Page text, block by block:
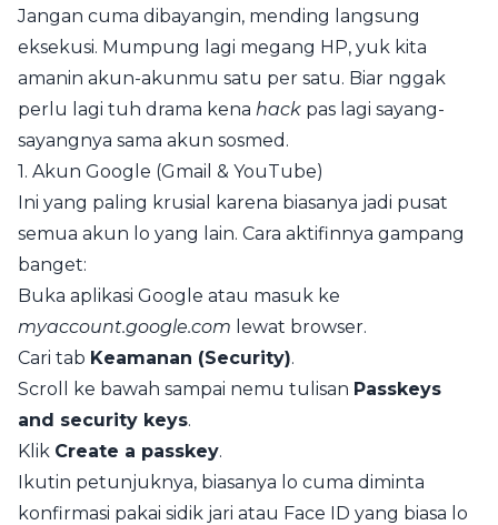
Jangan cuma dibayangin, mending langsung
eksekusi. Mumpung lagi megang HP, yuk kita
amanin akun-akunmu satu per satu. Biar nggak
perlu lagi tuh drama kena hack pas lagi sayang-
sayangnya sama akun sosmed.
1. Akun Google (Gmail & YouTube)
Ini yang paling krusial karena biasanya jadi pusat
semua akun lo yang lain. Cara aktifinnya gampang
banget:
Buka aplikasi Google atau masuk ke
myaccount.google.com lewat browser.
Cari tab Keamanan (Security).
Scroll ke bawah sampai nemu tulisan Passkeys
and security keys.
Klik Create a passkey.
Ikutin petunjuknya, biasanya lo cuma diminta
konfirmasi pakai sidik jari atau Face ID yang biasa lo